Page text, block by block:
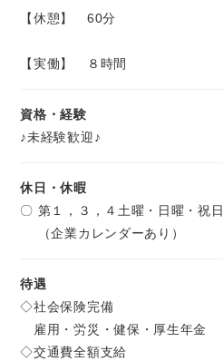
【休憩】 60分
【実働】 ８時間
資格・経験
♪未経験歓迎♪
休日・休暇
〇 第１，３，４土曜・日曜・祝日
（企業カレンダーあり）
待遇
◇社会保険完備
雇用・労災・健保・厚生年金
◇交通費全額支給